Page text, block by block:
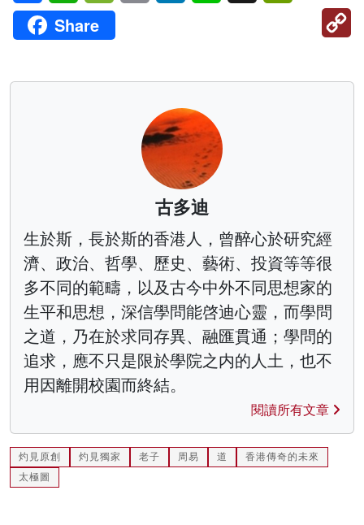
Share
古多迪
生於斯，長於斯的香港人，曾醉心於研究經
濟、政治、哲學、歷史、藝術、投資等等很
多不同的範疇，以及古今中外不同思想家的
生平和思想，深信學問能啓迪心靈，而學問
之道，乃在於求同存異、融匯貫通；學問的
追求，應不只是限於學院之内的人土，也不
用因離開校園而終結。
閱讀所有文章
灼見原創 灼見獨家 老子 周易 道
香港傳奇的未來
太極圖